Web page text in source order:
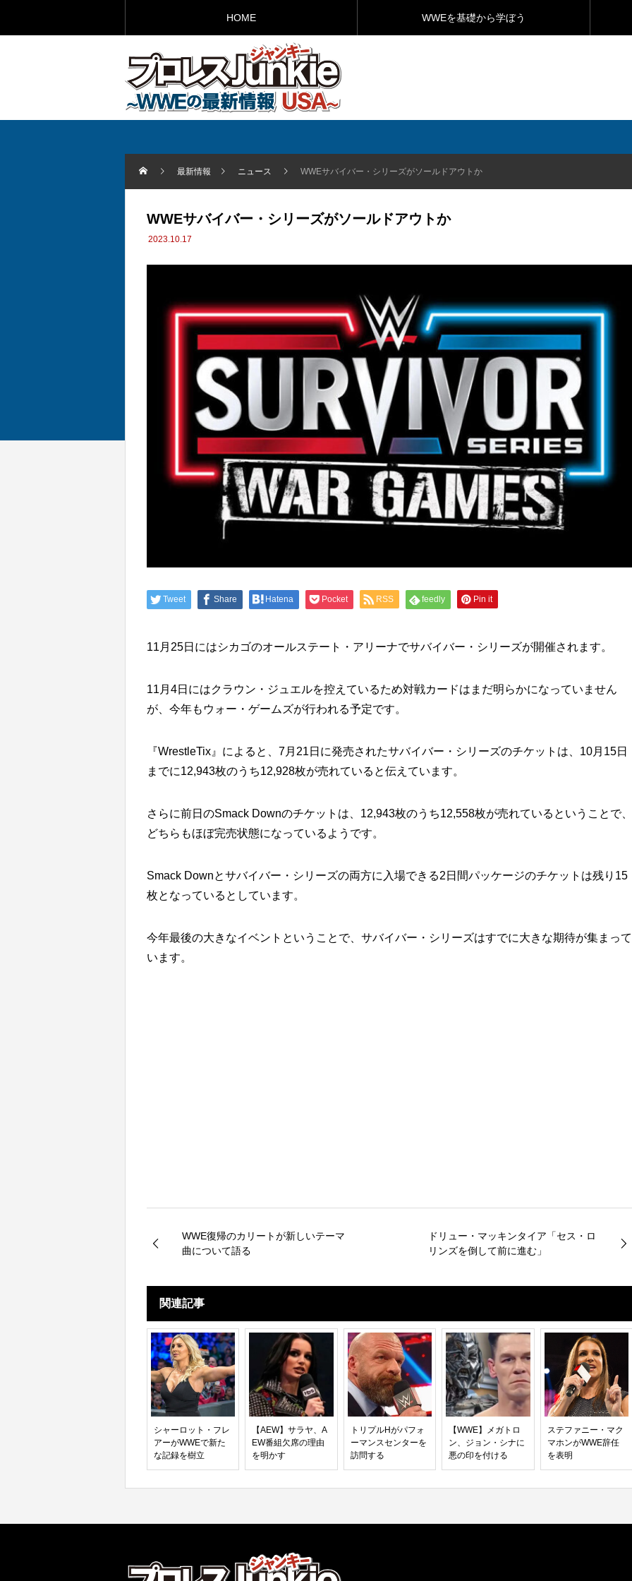
HOME WWEを基礎から学ぼう
最新情報 ニュース WWEサバイバー・シリーズがソールドアウトか
WWEサバイバー・シリーズがソールドアウトか
2023.10.17
Tweet Share Hatena Pocket RSS feedly Pin it
11月25日にはシカゴのオールステート・アリーナでサバイバー・シリーズが開催されます。
11月4日にはクラウン・ジュエルを控えているため対戦カードはまだ明らかになっていません
が、今年もウォー・ゲームズが行われる予定です。
『WrestleTix』によると、7月21日に発売されたサバイバー・シリーズのチケットは、10月15日
までに12,943枚のうち12,928枚が売れていると伝えています。
さらに前日のSmack Downのチケットは、12,943枚のうち12,558枚が売れているということで、
どちらもほぼ完売状態になっているようです。
Smack Downとサバイバー・シリーズの両方に入場できる2日間パッケージのチケットは残り15
枚となっているとしています。
今年最後の大きなイベントということで、サバイバー・シリーズはすでに大きな期待が集まって
います。
WWE復帰のカリートが新しいテーマ
曲について語る
ドリュー・マッキンタイア「セス・ロ
リンズを倒して前に進む」
関連記事
シャーロット・フレ
アーがWWEで新た
な記録を樹立
【AEW】サラヤ、A
EW番組欠席の理由
を明かす
トリプルHがパフォ
ーマンスセンターを
訪問する
【WWE】メガトロ
ン、ジョン・シナに
悪の印を付ける
ステファニー・マク
マホンがWWE辞任
を表明